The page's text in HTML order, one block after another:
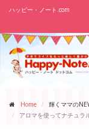
ハッピー・ノート.com
Home
輝くママの
アロマを使ってナチュラ